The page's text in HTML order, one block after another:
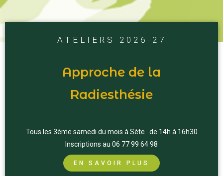
ATELIERS 2026-27
Approche de la
Radiesthésie
Tous les 3ème samedi du mois à Sète de 14h à 16h30
Inscriptions au 06 77 99 64 98
EN SAVOIR PLUS